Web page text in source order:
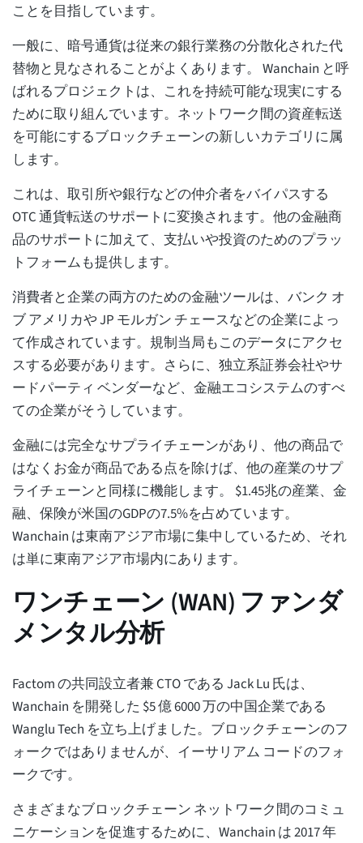
ことを目指しています。
一般に、暗号通貨は従来の銀行業務の分散化された代
替物と見なされることがよくあります。 Wanchain と呼
ばれるプロジェクトは、これを持続可能な現実にする
ために取り組んでいます。ネットワーク間の資産転送
を可能にするブロックチェーンの新しいカテゴリに属
します。
これは、取引所や銀行などの仲介者をバイパスする
OTC 通貨転送のサポートに変換されます。他の金融商
品のサポートに加えて、支払いや投資のためのプラッ
トフォームも提供します。
消費者と企業の両方のための金融ツールは、バンク オ
ブ アメリカや JP モルガン チェースなどの企業によっ
て作成されています。規制当局もこのデータにアクセ
スする必要があります。さらに、独立系証券会社やサ
ードパーティ ベンダーなど、金融エコシステムのすべ
ての企業がそうしています。
金融には完全なサプライチェーンがあり、他の商品で
はなくお金が商品である点を除けば、他の産業のサプ
ライチェーンと同様に機能します。 $1.45兆の産業、金
融、保険が米国のGDPの7.5%を占めています。
Wanchain は東南アジア市場に集中しているため、それ
は単に東南アジア市場内にあります。
ワンチェーン (WAN) ファンダ
メンタル分析
Factom の共同設立者兼 CTO である Jack Lu 氏は、
Wanchain を開発した $5 億 6000 万の中国企業である
Wanglu Tech を立ち上げました。ブロックチェーンのフ
ォークではありませんが、イーサリアム コードのフォ
ークです。
さまざまなブロックチェーン ネットワーク間のコミュ
ニケーションを促進するために、Wanchain は 2017 年